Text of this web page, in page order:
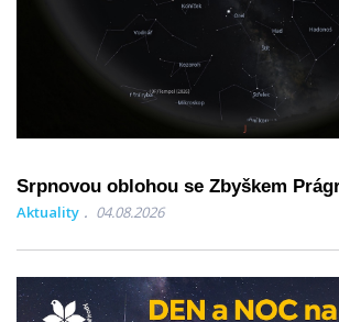
Srpnovou oblohou se Zbyškem
Aktuality 04.08.2026